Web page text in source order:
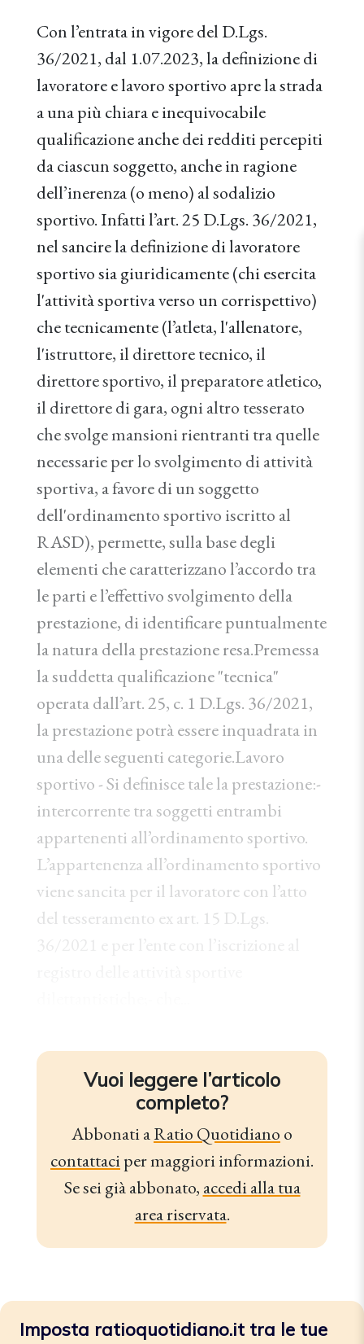
Con l’entrata in vigore del D.Lgs.
36/2021, dal 1.07.2023, la definizione di
lavoratore e lavoro sportivo apre la strada
a una più chiara e inequivocabile
qualificazione anche dei redditi percepiti
da ciascun soggetto, anche in ragione
dell’inerenza (o meno) al sodalizio
sportivo. Infatti l’art. 25 D.Lgs. 36/2021,
nel sancire la definizione di lavoratore
sportivo sia giuridicamente (chi esercita
l'attività sportiva verso un corrispettivo)
che tecnicamente (l’atleta, l'allenatore,
l'istruttore, il direttore tecnico, il
direttore sportivo, il preparatore atletico,
il direttore di gara, ogni altro tesserato
che svolge mansioni rientranti tra quelle
necessarie per lo svolgimento di attività
sportiva, a favore di un soggetto
dell'ordinamento sportivo iscritto al
RASD), permette, sulla base degli
elementi che caratterizzano l’accordo tra
le parti e l’effettivo svolgimento della
prestazione, di identificare puntualmente
la natura della prestazione resa.Premessa
la suddetta qualificazione "tecnica"
operata dall’art. 25, c. 1 D.Lgs. 36/2021,
la prestazione potrà essere inquadrata in
una delle seguenti categorie.Lavoro
sportivo - Si definisce tale la prestazione:-
intercorrente tra soggetti entrambi
appartenenti all’ordinamento sportivo.
L’appartenenza all’ordinamento sportivo
viene sancita per il lavoratore con l’atto
del tesseramento ex art. 15 D.Lgs.
Vuoi leggere l’articolo
completo?
Abbonati aRatio Quotidiano o
contattaciper maggiori informazioni.
Se sei già abbonato, accedi alla tua
area riservata.
Imposta ratioquotidiano.it tra le tue